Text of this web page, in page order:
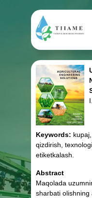
Keywords:
qizdirish,
etiketkalash.
Abstract
Maqolada
sharbati olishning